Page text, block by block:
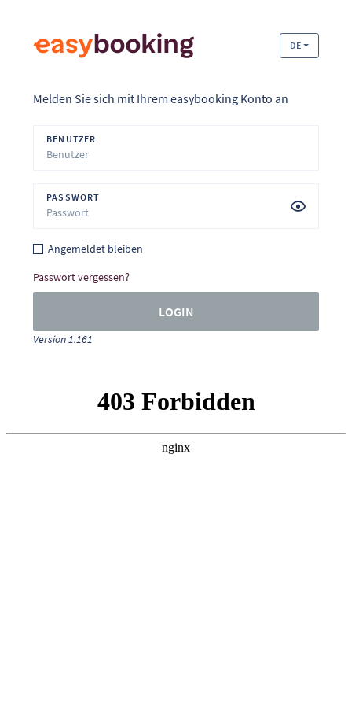
DE
Melden Sie sich mit Ihrem easybooking Konto an
BENUTZER
PASSWORT
Angemeldet bleiben
Passwort vergessen?
LOGIN
Version 1.161